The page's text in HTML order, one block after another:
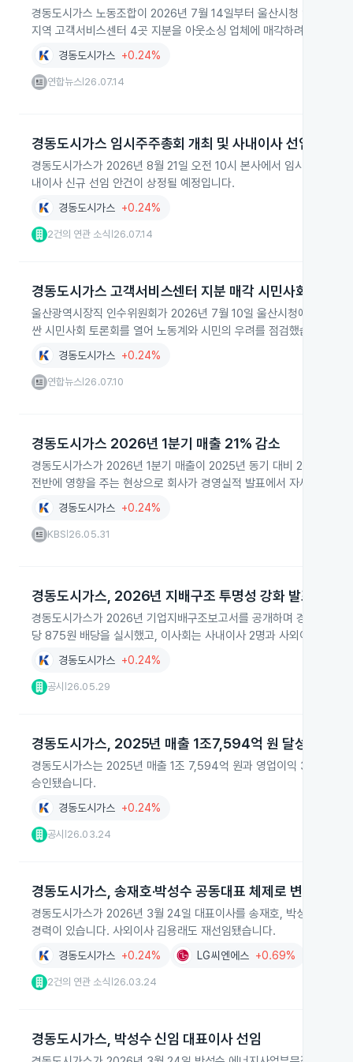
경동도시가스 노동조합이 2026년 7월 14일부터 울산시청 앞에서 릴
지역 고객서비스센터 4곳 지분을 아웃소싱 업체에 매각하려는 회사
경동도시가스 +0.24%
연합뉴스 26.07.14
경동도시가스 임시주주총회 개최 및 사내이사 선임 안건
경동도시가스가 2026년 8월 21일 오전 10시 본사에서 임시주주총
내이사 신규 선임 안건이 상정될 예정입니다.
경동도시가스 +0.24%
2건의 연관 소식 26.07.14
경동도시가스 고객서비스센터 지분 매각 시민사회 토론회
울산광역시장직 인수위원회가 2026년 7월 10일 울산시청에서 경동
싼 시민사회 토론회를 열어 노동계와 시민의 우려를 점검했습니다.
경동도시가스 +0.24%
연합뉴스 26.07.10
경동도시가스 2026년 1분기 매출 21% 감소
경동도시가스가 2026년 1분기 매출이 2025년 동기 대비 21.2% 감
전반에 영향을 주는 현상으로 회사가 경영실적 발표에서 자세히 설명
경동도시가스 +0.24%
KBS 26.05.31
경동도시가스, 2026년 지배구조 투명성 강화 발표
경동도시가스가 2026년 기업지배구조보고서를 공개하며 경영 투명
당 875원 배당을 실시했고, 이사회는 사내이사 2명과 사외이사 1명으
경동도시가스 +0.24%
공시 26.05.29
경동도시가스, 2025년 매출 1조7,594억 원 달성
경동도시가스는 2025년 매출 1조 7,594억 원과 영업이익 330억 원
승인됐습니다.
경동도시가스 +0.24%
공시 26.03.24
경동도시가스, 송재호·박성수 공동대표 체제로 변경
경동도시가스가 2026년 3월 24일 대표이사를 송재호, 박성수로 변
경력이 있습니다. 사외이사 김용래도 재선임됐습니다.
경동도시가스 +0.24% LG씨엔에스 +0.69%
2건의 연관 소식 26.03.24
경동도시가스, 박성수 신임 대표이사 선임